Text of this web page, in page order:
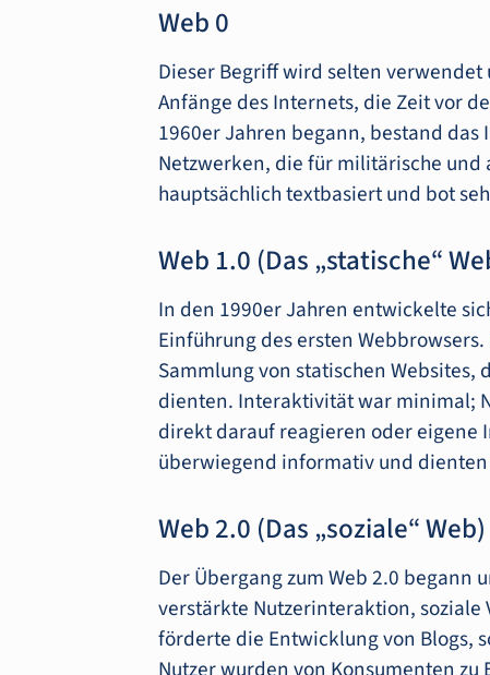
Web 0
Dieser Begriff wird selten
Anfänge des Internets, die Zeit vor
1960er Jahren begann, bestand
Netzwerken, die für militärische und
hauptsächlich textbasiert und bot
Web 1.0 (Das „statische“
In den 1990er Jahren entwickelte
Einführung des ersten
Sammlung von statischen
dienten. Interaktivität war minimal;
direkt darauf reagieren oder eigene
überwiegend informativ und
Web 2.0 (Das „soziale“ Web)
Der Übergang zum Web 2.0 begann
verstärkte Nutzerinteraktion, soziale
förderte die Entwicklung von Blogs,